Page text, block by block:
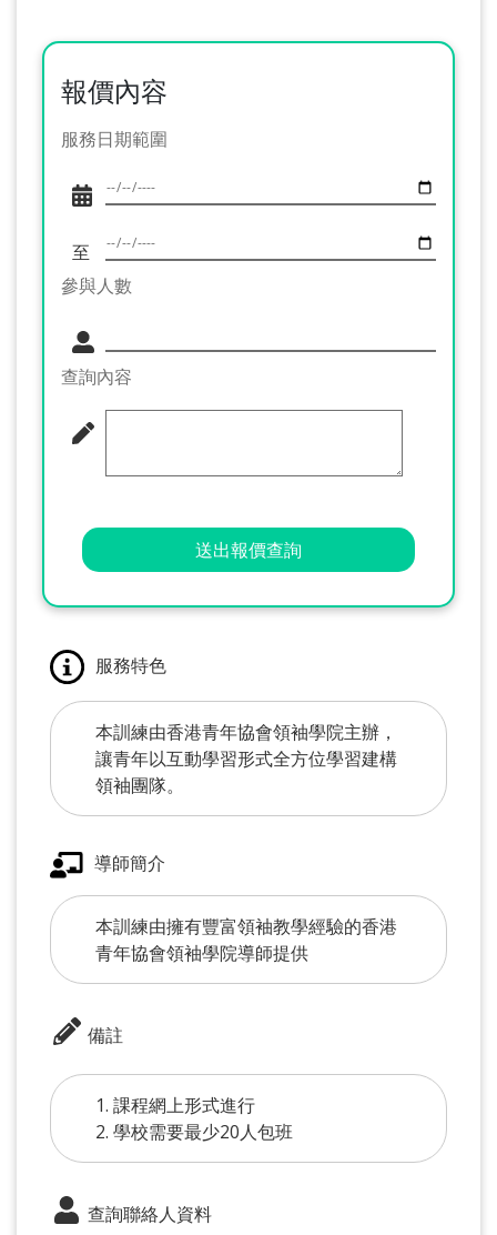
報價內容
服務日期範圍
至
參與人數
查詢內容
送出報價查詢
服務特色
本訓練由香港青年協會領袖學院主辦，
讓青年以互動學習形式全方位學習建構
領袖團隊。
導師簡介
本訓練由擁有豐富領袖教學經驗的香港
青年協會領袖學院導師提供
備註
1. 課程網上形式進行
2. 學校需要最少20人包班
查詢聯絡人資料